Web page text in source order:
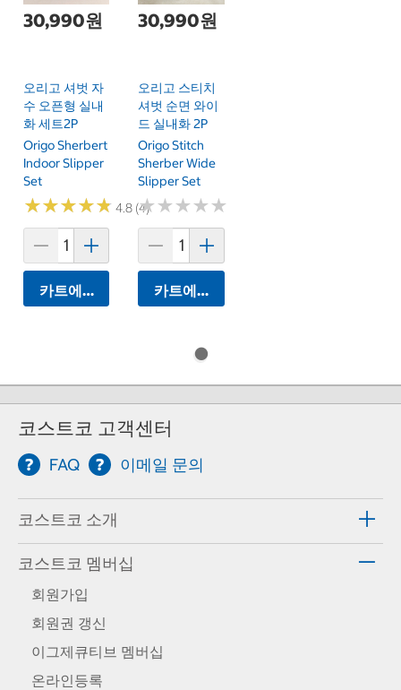
30,990원
오리고 셔벗 자
수 오픈형 실내
화 세트2P
Origo Sherbert
Indoor Slipper
Set
★★★★★
★★★★★ 4.8 (4)
카트에 담기
30,990원
오리고 스티치
셔벗 순면 와이
드 실내화 2P
Origo Stitch
Sherber Wide
Slipper Set
★★★★★
★★★★★
카트에 담기
코스트코 고객센터
FAQ 이메일 문의
코스트코 소개
코스트코 멤버십
회원가입
회원권 갱신
이그제큐티브 멤버십
온라인등록